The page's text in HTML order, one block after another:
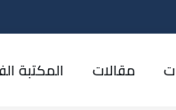
مقالات المكتبة